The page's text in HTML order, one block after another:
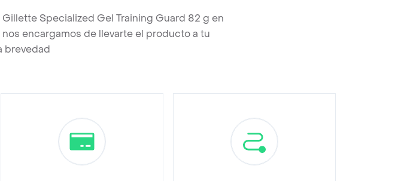
Specialized Gel Training Guard 82 g en
encargamos de llevarte el producto a tu
brevedad